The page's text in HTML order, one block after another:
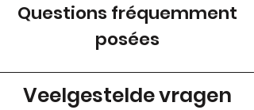
Questions fréquemment
posées
Veelgestelde vragen